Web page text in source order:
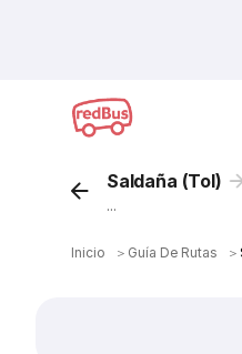
Saldaña (Tol)
...
Inicio ＞ Guía De Rutas ＞